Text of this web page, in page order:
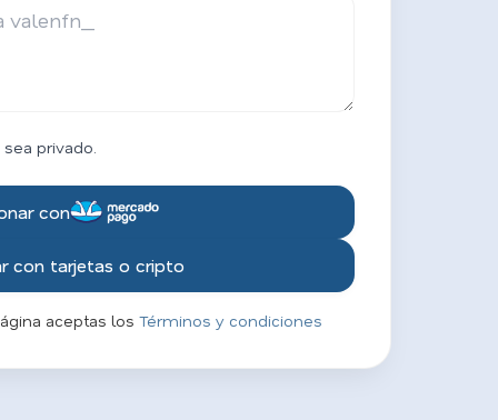
privado.
con
con tarjetas o cripto
aceptas los Términos y condiciones